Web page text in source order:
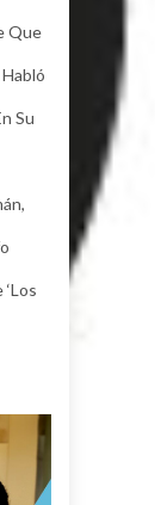
Que
Su